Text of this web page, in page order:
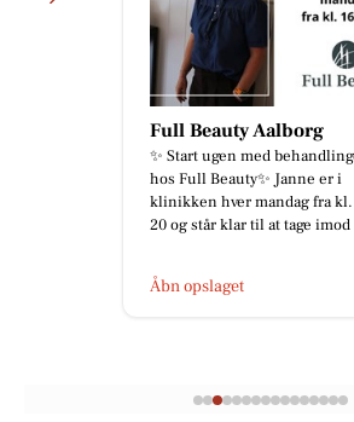
Full Beauty Aalborg
✨ Start ugen med
hos Full Beauty✨ Janne er i
klinikken hver mandag fra kl.
20 og står klar til at tage imod
Åbn opslaget